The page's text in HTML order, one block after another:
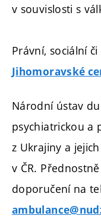
v souvislosti s
Právní, sociální
Jihomoravské
Národní ústav
psychiatrickou a
z Ukrajiny a
v ČR.
doporučení na